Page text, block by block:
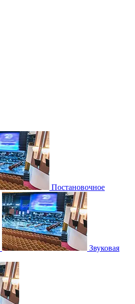
Постановочное
Звуковая